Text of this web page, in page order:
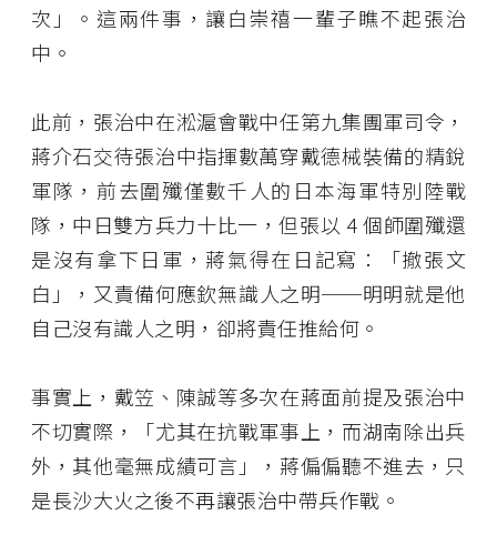
次」。這兩件事，讓白崇禧一輩子瞧不起張治
中。
此前，張治中在淞滬會戰中任第九集團軍司令，
蔣介石交待張治中指揮數萬穿戴德械裝備的精銳
軍隊，前去圍殲僅數千人的日本海軍特別陸戰
隊，中日雙方兵力十比一，但張以 4 個師圍殲還
是沒有拿下日軍，蔣氣得在日記寫：「撤張文
白」，又責備何應欽無識人之明──明明就是他
自己沒有識人之明，卻將責任推給何。
事實上，戴笠、陳誠等多次在蔣面前提及張治中
不切實際，「尤其在抗戰軍事上，而湖南除出兵
外，其他毫無成績可言」，蔣偏偏聽不進去，只
是長沙大火之後不再讓張治中帶兵作戰。